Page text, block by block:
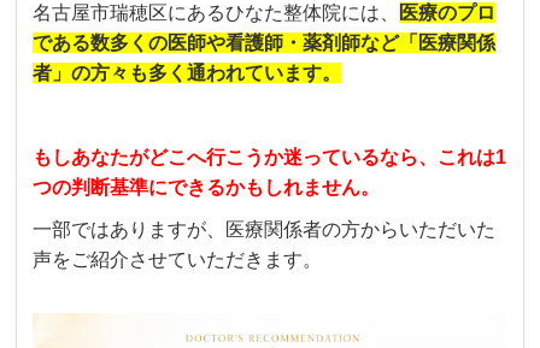
名古屋市瑞穂区にあるひなた整体院には、
医療のプロ
である数多くの医師や看護師・薬剤師など「医療関係
者」の方々も多く通われています。
もしあなたがどこへ行こうか迷っているなら、これは1
つの判断基準にできるかもしれません。
一部ではありますが、医療関係者の方からいただいた
声をご紹介させていただきます。